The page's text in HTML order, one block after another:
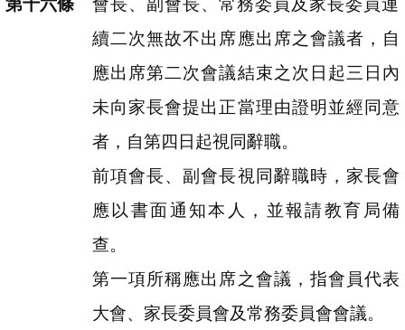
續二次無故不出席應出席之會議者，自
應出席第二次會議結束之次日起三日內
未向家長會提出正當理由證明並經同意
者，自第四日起視同辭職。
前項會長、副會長視同辭職時，家長會
應以書面通知本人，並報請教育局備
查。
第一項所稱應出席之會議，指會員代表
大會、家長委員會及常務委員會會議。